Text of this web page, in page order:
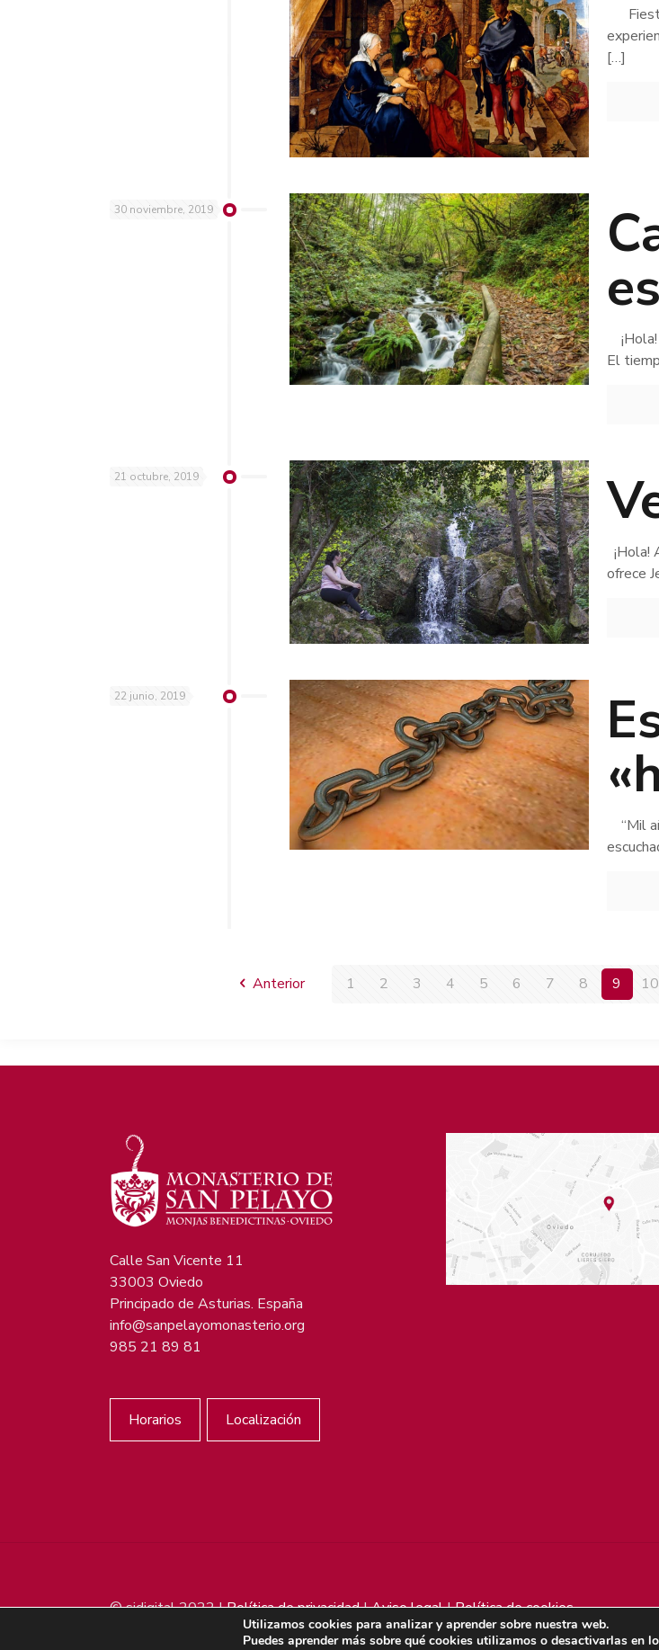
[…]
30 noviembre, 2019
El
21 octubre, 2019
¡Hola!
ofrece
22 junio, 2019
“Mil
Anterior 1 2 3 4 5 6 7 8 9 10
Calle San Vicente 11
33003 Oviedo
Principado de Asturias. España
info@sanpelayomonasterio.org
985 21 89 81
Horarios Localización
© sjdigital 2022 |Política de privacidad|Aviso legal|Política de cookies
Utilizamos cookies para analizar y aprender sobre nuestra web.
Puedes aprender más sobre qué cookies utilizamos o desactivarlas en